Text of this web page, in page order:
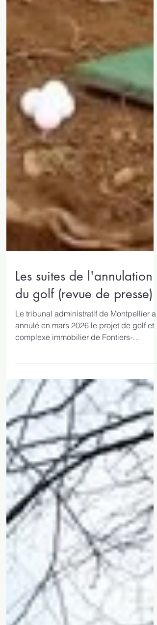
Les suites de l'annulation
du golf (revue de presse)
annulé en mars 2026 le projet de golf et
complexe immobilier de Fontiers-
Cabardès, le jugeant caduc et illégal. La
société porteuse, Telcapi, a renoncé à
faire appel, mettant fin à plus de 20 ans
de controverses. Cependant, plusieurs
questions restent en suspens, notamment
l’avenir des 136 hectares détenus par
Telcapi. Une convention signée en 2011
oblige encore la commune à soutenir le
projet, sous peine de pénalités
financières imp